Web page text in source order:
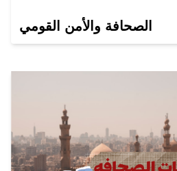
الصحافة والأمن القومي